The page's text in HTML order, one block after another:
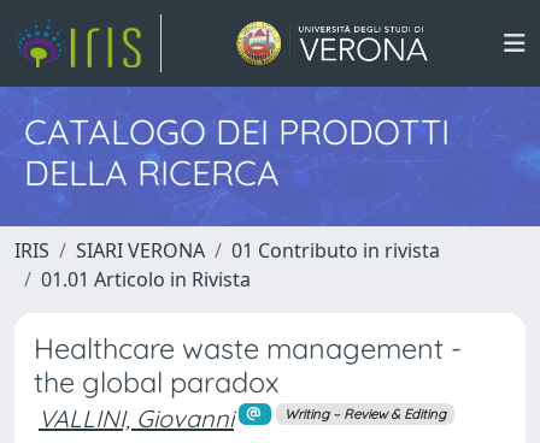
CATALOGO DEI PRODOTTI
DELLA RICERCA
IRIS SIARI VERONA
01 Contributo in rivista
01.01 Articolo in Rivista
Healthcare waste management -
the global paradox
VALLINI, Giovanni Writing – Review & Editing